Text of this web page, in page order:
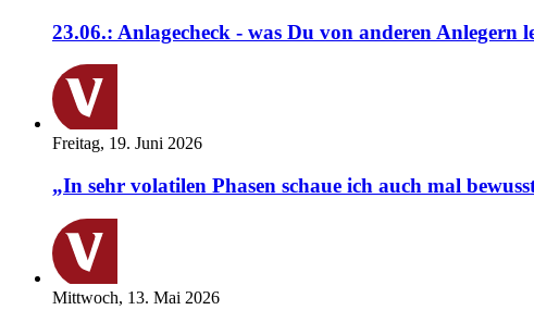
23.06.: Anlagecheck - was Du von anderen Anlegern
Freitag, 19. Juni 2026
„In sehr volatilen Phasen schaue ich auch mal
Mittwoch, 13. Mai 2026